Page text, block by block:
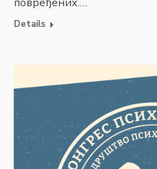
Details